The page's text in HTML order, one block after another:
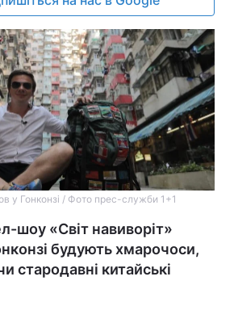
у Гонконзі / Фото прес-служби 1+1
шоу «Світ навиворіт»
будують хмарочоси,
стародавні китайські